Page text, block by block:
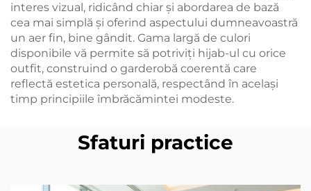
interes vizual, ridicând chiar și abordarea de bază
cea mai simplă și oferind aspectului dumneavoastră
un aer fin, bine gândit. Gama largă de culori
disponibile vă permite să potriviți hijab-ul cu orice
outfit, construind o garderobă coerentă care
reflectă estetica personală, respectând în același
timp principiile îmbrăcămintei modeste.
Sfaturi practice